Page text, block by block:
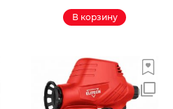
В корзину